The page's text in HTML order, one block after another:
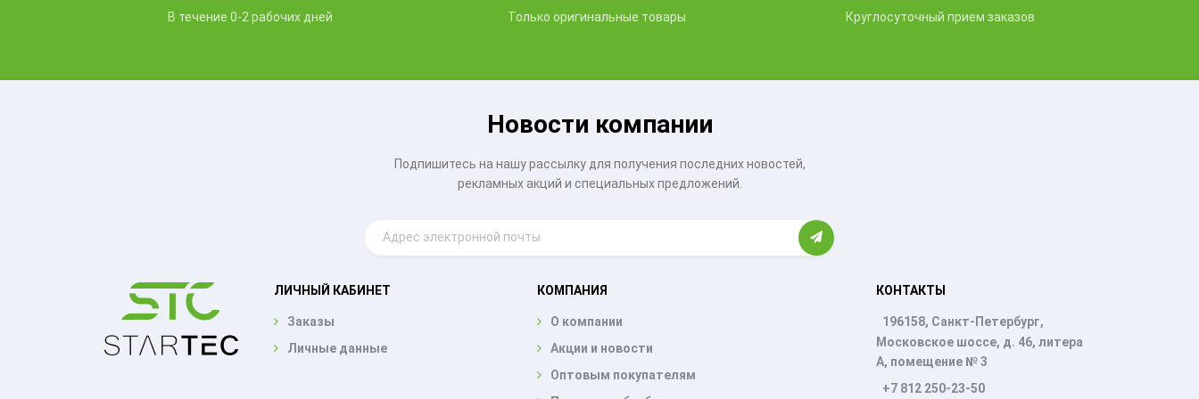
В течение 0-2 рабочих дней Только оригинальные товары Круглосуточный прием заказов
Новости компании
Подпишитесь на нашу рассылку для получения последних новостей,
рекламных акций и специальных предложений.
ЛИЧНЫЙ КАБИНЕТ
Заказы
Личные данные
КОМПАНИЯ
О компании
Акции и новости
Оптовым покупателям
КОНТАКТЫ
196158, Санкт-Петербург,
Московское шоссе, д. 46, литера
А, помещение № 3
+7 812 250-23-50